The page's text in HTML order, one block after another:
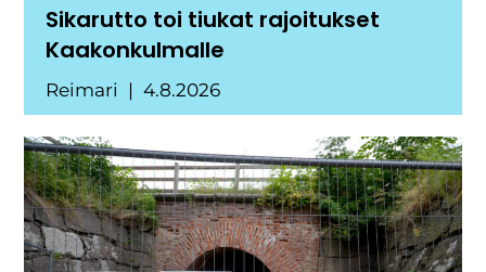
Sikarutto toi tiukat rajoitukset
Kaakonkulmalle
Reimari 4.8.2026